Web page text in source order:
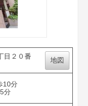
目２０番
地図
10分
分